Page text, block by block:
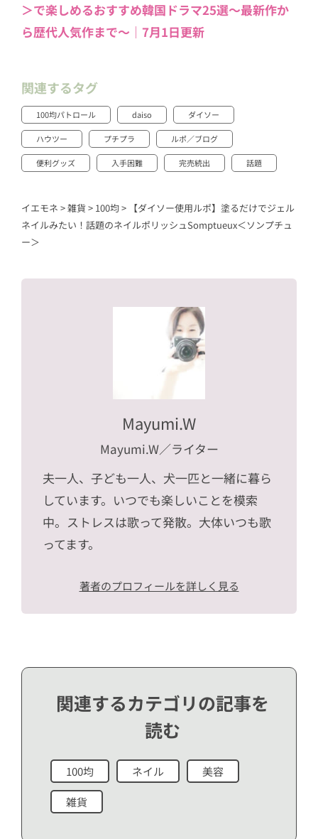
＞で楽しめるおすすめ韓国ドラマ25選〜最新作か
ら歴代人気作まで〜｜7月1日更新
関連するタグ
100均パトロール daiso ダイソー
ハウツー プチプラ ルポ／ブログ
便利グッズ 入手困難 完売続出 話題
イエモネ >雑貨 > 100均> 【ダイソー使用ルポ】塗るだけでジェル
ネイルみたい！話題のネイルポリッシュSomptueux＜ソンプチュ
ー＞
Mayumi.W
Mayumi.W／ライター
夫一人、子ども一人、犬一匹と一緒に暮ら
しています。いつでも楽しいことを模索
中。ストレスは歌って発散。大体いつも歌
ってます。
著者のプロフィールを詳しく見る
関連するカテゴリの記事を
読む
100均 ネイル 美容
雑貨